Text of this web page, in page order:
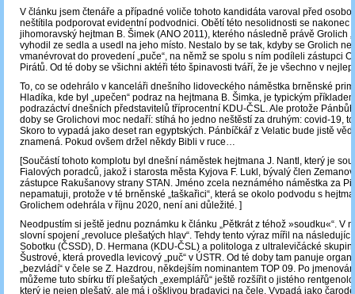
V článku jsem čtenáře a případné voliče tohoto kandidáta varoval před
neštítila podporovat evidentní podvodnici. Obětí této nesolidnosti se nakonec
jihomoravský hejtman B. Šimek (ANO 2011), kterého následně právě Grolich
vyhodil ze sedla a usedl na jeho místo. Nestalo by se tak, kdyby se Grolich
vmanévrovat do provedení „puče“, na němž se spolu s ním podíleli zástupci
Pirátů. Od té doby se všichni aktéři této špinavosti tváří, že je všechno v
To, co se odehrálo v kanceláři dnešního lidoveckého náměstka brněnské
Hladíka, kde byl „upečen“ podraz na hejtmana B. Šimka, je typickým
podrazáctví dnešních představitelů tříprocentní KDU-ČSL. Ale protože
doby se Grolichovi moc nedaří: stíhá ho jedno neštěstí za druhým: covid-19,
Skoro to vypadá jako deset ran egyptských. Pánbíčkář z Velatic bude jistě
znamená. Pokud ovšem držel někdy Bibli v ruce…
[Součástí tohoto komplotu byl dnešní náměstek hejtmana J. Nantl, který je
Fialových poradců, jakož i starosta města Kyjova F. Lukl, bývalý člen
zástupce Rakušanovy strany STAN. Jméno zcela neznámého náměstka za
nepamatuji, protože v té brněnské „taškařici“, která se okolo podvodu s
Grolichem odehrála v říjnu 2020, není ani důležité. ]
Neodpustím si ještě jednu poznámku k článku „Pětkrát z téhož »soudku«“. V
slovní spojení „revoluce plešatých hlav“. Tehdy tento výraz mířil na následující
Sobotku (ČSSD), D. Hermana (KDU-ČSL) a politologa z ultralevičácké
Šustrové, která provedla levicový „puč“ v ÚSTR. Od té doby tam panuje
„bezvládí“ v čele se Z. Hazdrou, někdejším nominantem TOP 09. Po
můžeme tuto sbírku tří plešatých „exemplářů“ ještě rozšířit o jistého
který je nejen plešatý, ale má i ošklivou bradavici na čele. Vypadá jako